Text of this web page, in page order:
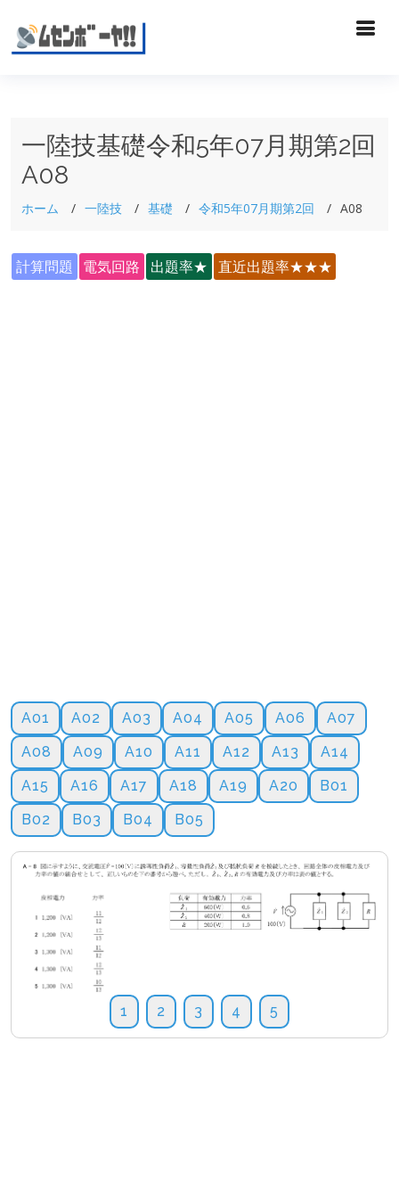
一陸技基礎令和5年07月期第2回
A08
ホーム 一陸技 基礎 令和5年07月期第2回 A08
計算問題 電気回路 出題率★ 直近出題率★★★
A01 A02 A03 A04 A05 A06
A07
A08
A09 A10 A11 A12 A13
A14
A15
A16 A17 A18 A19 A20
B01
B02
B03 B04 B05
1 2 3 4 5